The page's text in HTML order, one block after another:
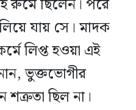
রুমে ছিলেন। পরে
যায় সে। মাদক
লিপ্ত হওয়া এই
ভুক্তভোগীর
শত্রুতা ছিল না।